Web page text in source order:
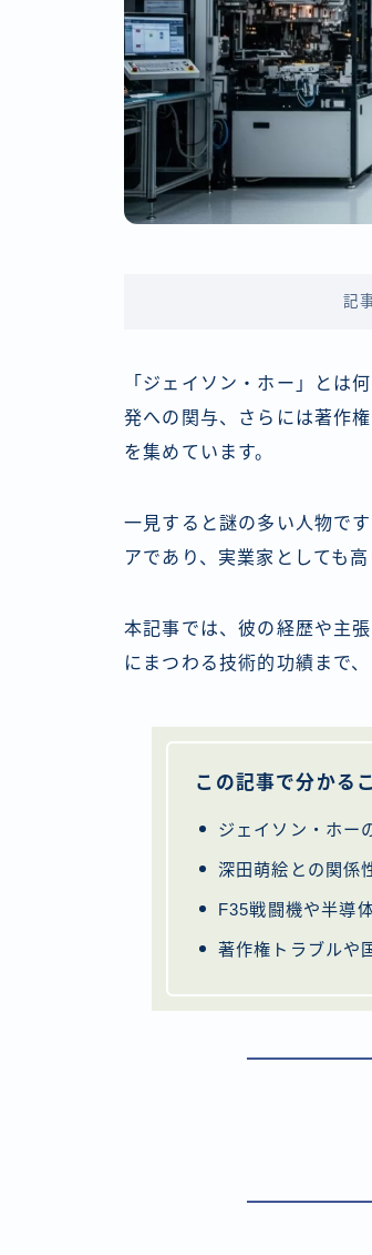
記
「ジェイソン・ホー」とは
発への関与、さらには著作
を集めています。
一見すると謎の多い人物で
アであり、実業家としても
本記事では、彼の経歴や主
にまつわる技術的功績まで
この記事で分かる
ジェイソン・ホー
深田萌絵との関係
F35戦闘機や半導
著作権トラブルや